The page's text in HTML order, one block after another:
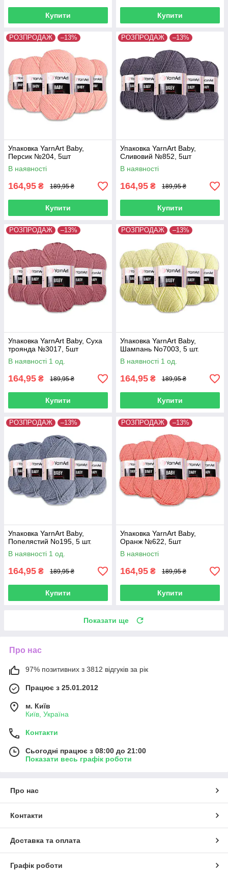
Купити Купити
РОЗПРОДАЖ –13%
Упаковка YarnArt Baby,
Персик №204, 5шт
В наявності
164,95 ₴ 189,95 ₴
Купити
РОЗПРОДАЖ –13%
Упаковка YarnArt Baby,
Сливовий №852, 5шт
В наявності
164,95 ₴ 189,95 ₴
Купити
РОЗПРОДАЖ –13%
Упаковка YarnArt Baby, Суха
троянда №3017, 5шт
В наявності 1 од.
164,95 ₴ 189,95 ₴
Купити
РОЗПРОДАЖ –13%
Упаковка YarnArt Baby,
Шампань No7003, 5 шт.
В наявності 1 од.
164,95 ₴ 189,95 ₴
Купити
РОЗПРОДАЖ –13%
Упаковка YarnArt Baby,
Попелястий No195, 5 шт.
В наявності 1 од.
164,95 ₴ 189,95 ₴
Купити
РОЗПРОДАЖ –13%
Упаковка YarnArt Baby,
Оранж №622, 5шт
В наявності
164,95 ₴ 189,95 ₴
Купити
Показати ще
Про нас
97% позитивних з 3812 відгуків за рік
Працює з 25.01.2012
м. Київ
Київ, Україна
Контакти
Сьогодні працює з 08:00 до 21:00
Показати весь графік роботи
Про нас
Контакти
Доставка та оплата
Графік роботи